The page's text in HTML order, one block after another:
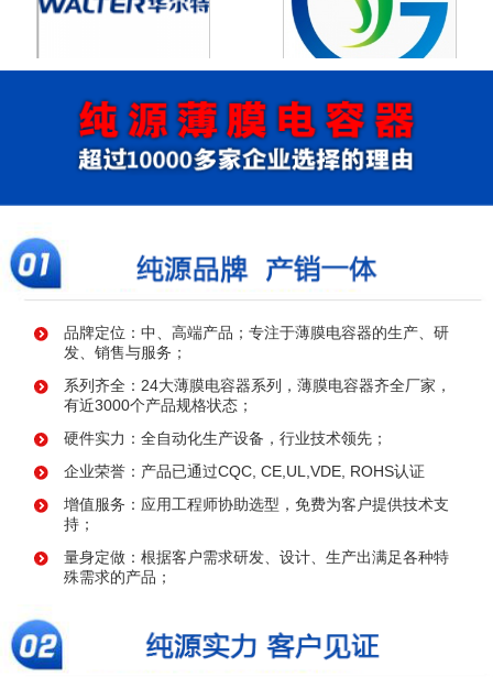
浙江华尔特机电股份有限公
司
浙江格瑶科技股份有限公司
品牌定位：中、高端产品；专注于薄膜电容器的生产、研
发、销售与服务；
系列齐全：24大薄膜电容器系列，薄膜电容器齐全厂家，
有近3000个产品规格状态；
硬件实力：全自动化生产设备，行业技术领先；
企业荣誉：产品已通过CQC, CE,UL,VDE, ROHS认证
增值服务：应用工程师协助选型，免费为客户提供技术支
持；
量身定做：根据客户需求研发、设计、生产出满足各种特
殊需求的产品；